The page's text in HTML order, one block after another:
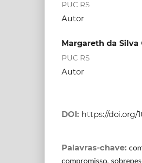
PUC RS
Autor
Margareth da Silva
PUC RS
Autor
DOI: https://doi.org/
Palavras-chave:
compromisso,